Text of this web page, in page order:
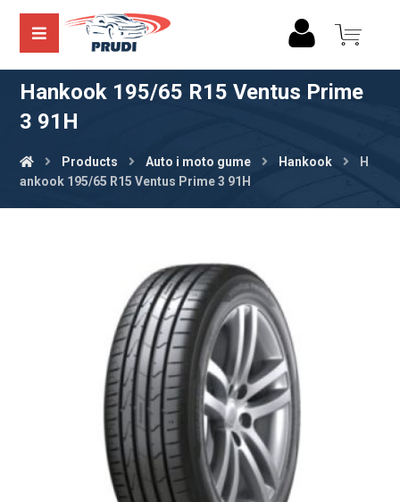
Hankook 195/65 R15 Ventus Prime
3 91H
Products Auto i moto gume Hankook
H
ankook 195/65 R15 Ventus Prime 3 91H